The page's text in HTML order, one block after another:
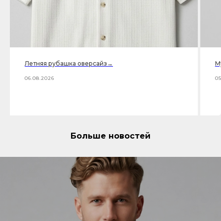
Летняя рубашка оверсайз→
06.08.2026
Больше новостей